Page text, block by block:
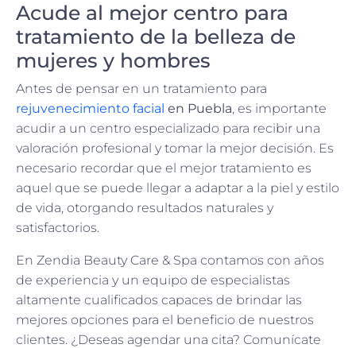
Acude al mejor centro para
tratamiento de la belleza de
mujeres y hombres
Antes de pensar en un tratamiento para
rejuvenecimiento facial en Puebla, es importante
acudir a un centro especializado para recibir una
valoración profesional y tomar la mejor decisión. Es
necesario recordar que el mejor tratamiento es
aquel que se puede llegar a adaptar a la piel y estilo
de vida, otorgando resultados naturales y
satisfactorios.
En Zendia Beauty Care & Spa contamos con años
de experiencia y un equipo de especialistas
altamente cualificados capaces de brindar las
mejores opciones para el beneficio de nuestros
clientes. ¿Deseas agendar una cita? Comunícate